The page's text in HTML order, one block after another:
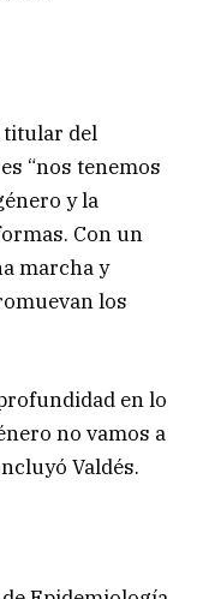
titular del
“nos tenemos
y la
Con un
marcha y
los
en lo
no vamos a
Valdés.